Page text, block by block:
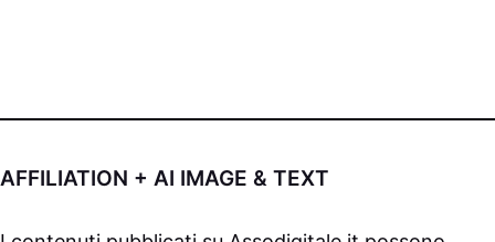
AFFILIATION + AI IMAGE & TEXT